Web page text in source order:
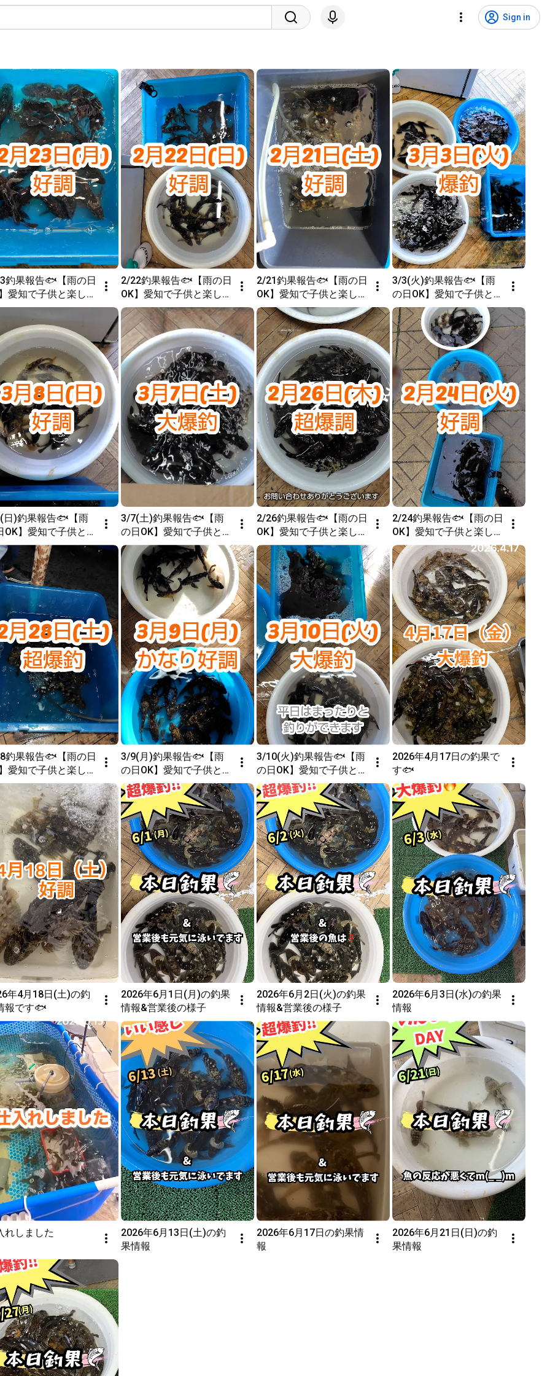
Sign in
釣果報告🐟【雨の日
愛知で子供と楽しめ
内釣り堀Bow’s
2/22釣果報告🐟【雨の日
OK】愛知で子供と楽しめ
る室内釣り堀Bow’s
2/21釣果報告🐟【雨の日
OK】愛知で子供と楽しめ
る室内釣り堀Bow’s
3/3(火)釣果報告🐟【雨
の日OK】愛知で子供と楽
しめる室内釣り堀Bow’s
日)釣果報告🐟【雨
OK】愛知で子供と楽
る室内釣り堀Bow’s
3/7(土)釣果報告🐟【雨
の日OK】愛知で子供と楽
しめる室内釣り堀Bow’s
2/26釣果報告🐟【雨の日
OK】愛知で子供と楽しめ
る室内釣り堀Bow’s
2/24釣果報告🐟【雨の日
OK】愛知で子供と楽しめ
る室内釣り堀Bow’s
釣果報告🐟【雨の日
愛知で子供と楽しめ
内釣り堀Bow’s
3/9(月)釣果報告🐟【雨
の日OK】愛知で子供と楽
しめる室内釣り堀Bow’s
3/10(火)釣果報告🐟【雨
の日OK】愛知で子供と楽
しめる室内釣り堀Bow’s
2026年4月17日の釣果で
す🐟
年4月18日(土)の釣
報です🐟
2026年6月1日(月)の釣果
情報&営業後の様子
2026年6月2日(火)の釣果
情報&営業後の様子
2026年6月3日(水)の釣果
情報
れしました
2026年6月13日(土)の釣
果情報
2026年6月17日の釣果情
報
2026年6月21日(日)の釣
果情報